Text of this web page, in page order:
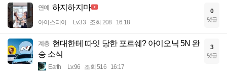
연예 하지하지마
아이스티이 Lv.33 조회 208 16:18
0
댓글
계층 현대한테 따잇 당한 포르쉐? 아이오닉 5N 완
승 소식
Earth Lv.96 조회 516 16:17
3
댓글